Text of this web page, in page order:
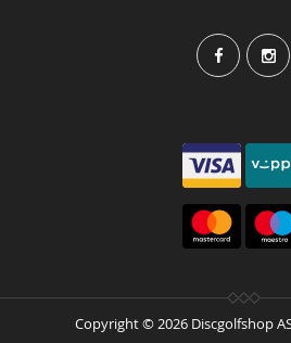
Copyright © 2026 Discgolfshop